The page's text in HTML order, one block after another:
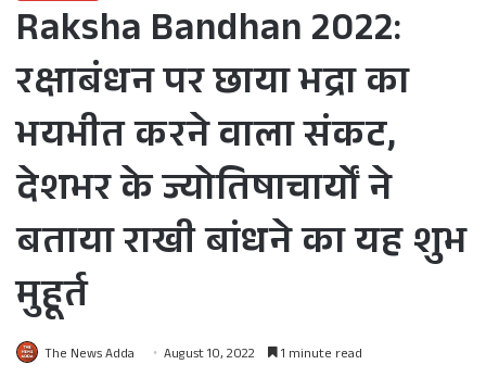
Raksha Bandhan 2022:
रक्षाबंधन पर छाया भद्रा का
भयभीत करने वाला संकट,
देशभर के ज्योतिषाचार्यों ने
बताया राखी बांधने का यह शुभ
मुहूर्त
The News Adda August 10, 2022 1 minute read